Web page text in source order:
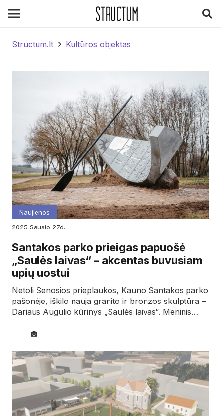
Structum.lt Kultūros objektas
Naujienos
2025
sausio 27d.
Santakos parko prieigas papuošė
„Saulės laivas“ – akcentas buvusiam
upių uostui
Netoli Senosios prieplaukos, Kauno Santakos parko
pašonėje, iškilo nauja granito ir bronzos skulptūra –
Dariaus Augulio kūrinys „Saulės laivas“. Meninis…